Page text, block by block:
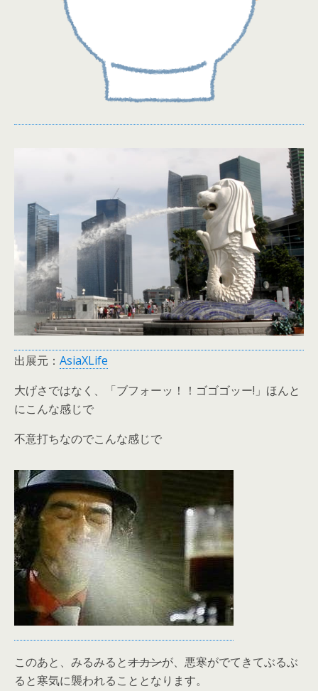
出展元： AsiaXLife
大げさではなく、「ブフォーッ！！ゴゴゴッー!」ほんと
にこんな感じで
不意打ちなのでこんな感じで
このあと、みるみるとオカンが、悪寒がでてきてぶるぶ
ると寒気に襲われることとなります。